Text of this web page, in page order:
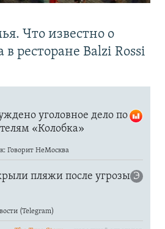
Что известно о
ресторане Balzi Rossi